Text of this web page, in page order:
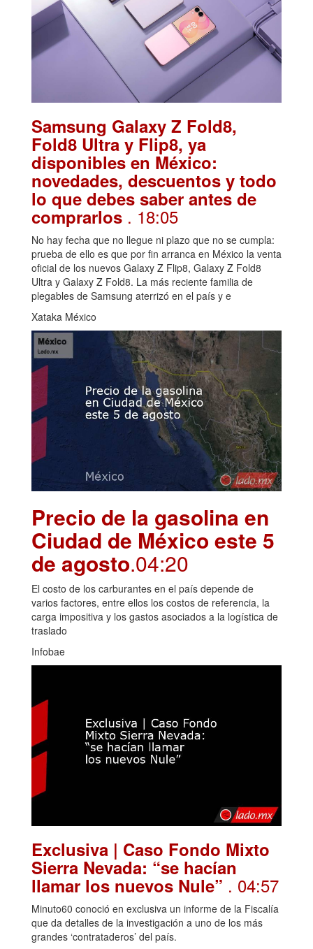
Samsung Galaxy Z Fold8,
Fold8 Ultra y Flip8, ya
disponibles en México:
novedades, descuentos y todo
lo que debes saber antes de
comprarlos . 18:05
No hay fecha que no llegue ni plazo que no se cumpla:
prueba de ello es que por fin arranca en México la venta
oficial de los nuevos Galaxy Z Flip8, Galaxy Z Fold8
Ultra y Galaxy Z Fold8. La más reciente familia de
plegables de Samsung aterrizó en el país y e
Xataka México
Precio de la gasolina en
Ciudad de México este 5
de agosto.04:20
El costo de los carburantes en el país depende de
varios factores, entre ellos los costos de referencia, la
carga impositiva y los gastos asociados a la logística de
traslado
Infobae
Exclusiva | Caso Fondo Mixto
Sierra Nevada: “se hacían
llamar los nuevos Nule” . 04:57
Minuto60 conoció en exclusiva un informe de la Fiscalía
que da detalles de la investigación a uno de los más
grandes ‘contrataderos’ del país.